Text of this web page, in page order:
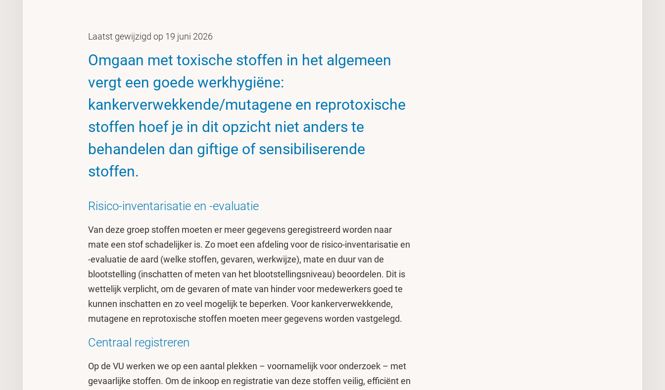
Laatst gewijzigd op 19 juni 2026
Omgaan met toxische stoffen in het algemeen
vergt een goede werkhygiëne:
kankerverwekkende/mutagene en reprotoxische
stoffen hoef je in dit opzicht niet anders te
behandelen dan giftige of sensibiliserende
stoffen.
Risico-inventarisatie en -evaluatie
Van deze groep stoffen moeten er meer gegevens geregistreerd worden naar
mate een stof schadelijker is. Zo moet een afdeling voor de risico-inventarisatie en
-evaluatie de aard (welke stoffen, gevaren, werkwijze), mate en duur van de
blootstelling (inschatten of meten van het blootstellingsniveau) beoordelen. Dit is
wettelijk verplicht, om de gevaren of mate van hinder voor medewerkers goed te
kunnen inschatten en zo veel mogelijk te beperken. Voor kankerverwekkende,
mutagene en reprotoxische stoffen moeten meer gegevens worden vastgelegd.
Centraal registreren
Op de VU werken we op een aantal plekken – voornamelijk voor onderzoek – met
gevaarlijke stoffen. Om de inkoop en registratie van deze stoffen veilig, efficiënt en